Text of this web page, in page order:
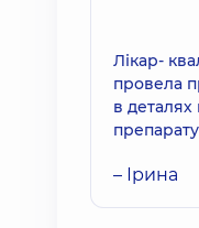
Лікар-
провела
в
– Ірина